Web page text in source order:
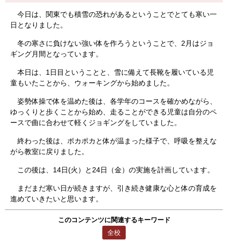
今日は、関東でも積雪の恐れがあるということでとても寒い一
日となりました。
冬の寒さに負けない強い体を作ろうということで、2月はジョ
ギング月間となっています。
本日は、1日目ということと、雪に備えて長靴を履いている児
童もいたことから、ウォーキングから始めました。
姿勢体操で体を温めた後は、各学年のコースを確かめながら、
ゆっくりと歩くことから始め、走ることができる児童は自分のペ
ースで曲に合わせて軽くジョギングをしていました。
終わった後は、ポカポカと体が温まった様子で、呼吸を整えな
がら教室に戻りました。
この後は、14日(火）と24日（金）の実施を計画しています。
まだまだ寒い日が続きますが、引き続き健康な心と体の育成を
進めていきたいと思います。
このコンテンツに関連するキーワード
全校